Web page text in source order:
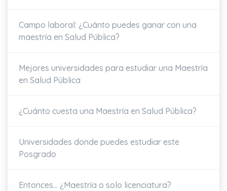
Campo laboral: ¿Cuánto puedes ganar con una
maestría en Salud Pública?
Mejores universidades para estudiar una Maestría
en Salud Pública
¿Cuánto cuesta una Maestría en Salud Pública?
Universidades donde puedes estudiar este
Posgrado
Entonces... ¿Maestría o solo licenciatura?